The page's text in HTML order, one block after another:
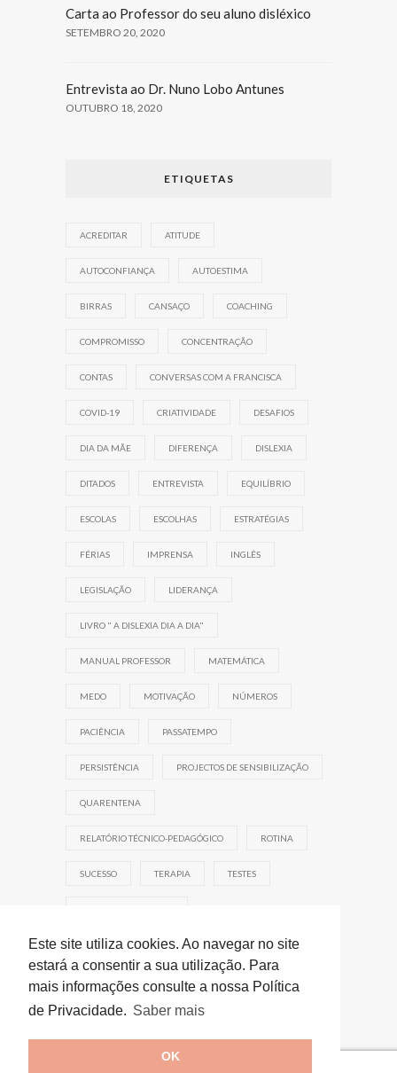
Este site utiliza cookies. Ao navegar no site
estará a consentir a sua utilização. Para
mais informações consulte a nossa Política
de Privacidade. Saber mais
OK
Carta ao Professor do seu aluno disléxico
SETEMBRO 20, 2020
Entrevista ao Dr. Nuno Lobo Antunes
OUTUBRO 18, 2020
ETIQUETAS
ACREDITAR ATITUDE
AUTOCONFIANÇA AUTOESTIMA
BIRRAS CANSAÇO COACHING
COMPROMISSO CONCENTRAÇÃO
CONTAS CONVERSAS COM A FRANCISCA
COVID-19 CRIATIVIDADE DESAFIOS
DIA DA MÃE DIFERENÇA DISLEXIA
DITADOS ENTREVISTA EQUILÍBRIO
ESCOLAS ESCOLHAS ESTRATÉGIAS
FÉRIAS IMPRENSA INGLÊS
LEGISLAÇÃO LIDERANÇA
LIVRO " A DISLEXIA DIA A DIA"
MANUAL PROFESSOR MATEMÁTICA
MEDO MOTIVAÇÃO NÚMEROS
PACIÊNCIA PASSATEMPO
PERSISTÊNCIA PROJECTOS DE SENSIBILIZAÇÃO
QUARENTENA
RELATÓRIO TÉCNICO-PEDAGÓGICO ROTINA
SUCESSO TERAPIA TESTES